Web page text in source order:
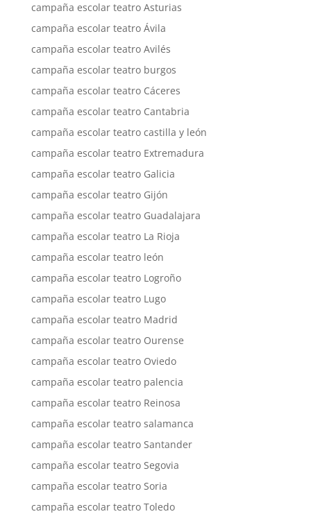
campaña escolar teatro Asturias
campaña escolar teatro Ávila
campaña escolar teatro Avilés
campaña escolar teatro burgos
campaña escolar teatro Cáceres
campaña escolar teatro Cantabria
campaña escolar teatro castilla y león
campaña escolar teatro Extremadura
campaña escolar teatro Galicia
campaña escolar teatro Gijón
campaña escolar teatro Guadalajara
campaña escolar teatro La Rioja
campaña escolar teatro león
campaña escolar teatro Logroño
campaña escolar teatro Lugo
campaña escolar teatro Madrid
campaña escolar teatro Ourense
campaña escolar teatro Oviedo
campaña escolar teatro palencia
campaña escolar teatro Reinosa
campaña escolar teatro salamanca
campaña escolar teatro Santander
campaña escolar teatro Segovia
campaña escolar teatro Soria
campaña escolar teatro Toledo